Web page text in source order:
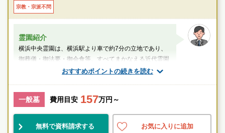
・第三京浜道路「三ツ沢ランプ」より車で約5分
宗教・宗派不問
おすすめポイントの続きを読む
霊園紹介
横浜中央霊園は、横浜駅より車で約7分の立地であり、
御葬儀・御法要・御会食等、すべてまかなえる近代霊園
スタッフのメッセージ
民営 好立地 宗教不問
一般墓 費用目安 157万円～
無料で資料請求する お気に入りに追加